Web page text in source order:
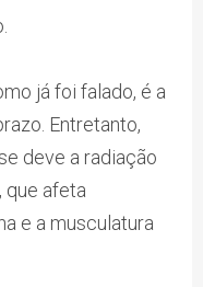
já foi falado, é a
Entretanto,
deve a radiação
que afeta
e a musculatura